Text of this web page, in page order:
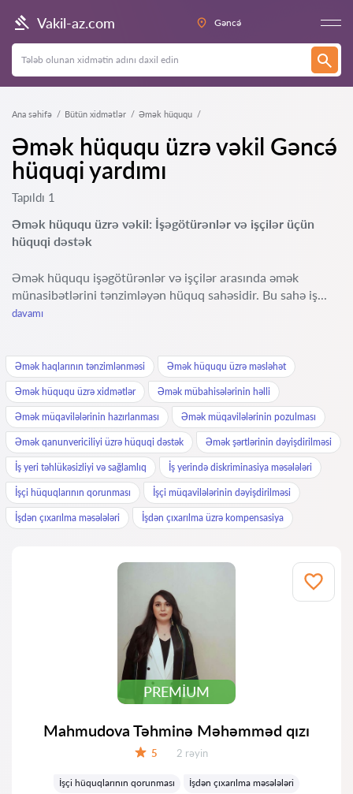
Vakil-az.com Gəncə́
Ana səhifə Bütün xidmətlər Əmək hüququ
Əmək hüququ üzrə vəkil Gəncə́
hüquqi yardımı
Tapıldı 1
Əmək hüququ üzrə vəkil: İşəgötürənlər və işçilər üçün
hüquqi dəstək
Əmək hüququ işəgötürənlər və işçilər arasında əmək
münasibətlərini tənzimləyən hüquq sahəsidir. Bu sahə iş...
davamı
Əmək haqlarının tənzimlənməsi Əmək hüququ üzrə məsləhət
Əmək hüququ üzrə xidmətlər Əmək mübahisələrinin həlli
Əmək müqavilələrinin hazırlanması Əmək müqavilələrinin pozulması
Əmək qanunvericiliyi üzrə hüquqi dəstək Əmək şərtlərinin dəyişdirilməsi
İş yeri təhlükəsizliyi və sağlamlıq İş yerində diskriminasiya məsələləri
İşçi hüquqlarının qorunması İşçi müqavilələrinin dəyişdirilməsi
İşdən çıxarılma məsələləri İşdən çıxarılma üzrə kompensasiya
PREMIUM
Mahmudova Təhminə Məhəmməd qızı
5 Rəylər:
2 rəyin
İşçi hüquqlarının qorunması
İşdən çıxarılma məsələləri